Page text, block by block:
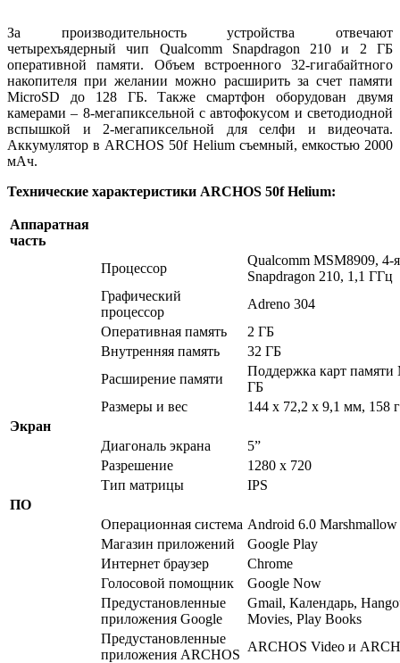
За производительность устройства отвечают
четырехъядерный чип Qualcomm Snapdragon 210 и 2 ГБ
оперативной памяти. Объем встроенного 32-гигабайтного
накопителя при желании можно расширить за счет памяти
MicroSD до 128 ГБ. Также смартфон оборудован двумя
камерами – 8-мегапиксельной с автофокусом и светодиодной
вспышкой и 2-мегапиксельной для селфи и видеочата.
Аккумулятор в ARCHOS 50f Helium съемный, емкостью 2000
мАч.
Технические характеристики ARCHOS 50f Helium:
Аппаратная
часть
Процессор
Qualcomm MSM8909, 4-
Snapdragon 210, 1,1 ГГц
Графический
процессор
Adreno 304
Оперативная память
2 ГБ
Внутренняя память
32 ГБ
Расширение памяти
Поддержка карт памяти
ГБ
Размеры и вес
144 x 72,2 x 9,1 мм, 158 г
Экран
Диагональ экрана
5”
Разрешение
1280 x 720
Тип матрицы
IPS
ПО
Операционная система Android 6.0 Marshmallow
Магазин приложений
Google Play
Интернет браузер
Chrome
Голосовой помощник
Google Now
Предустановленные
приложения Google
Gmail, Календарь,
Movies, Play Books
Предустановленные
приложения ARCHOS
ARCHOS Video и